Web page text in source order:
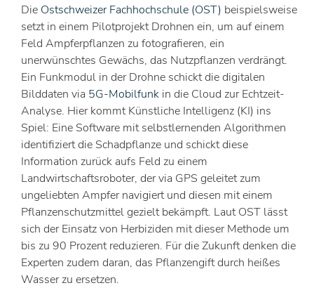
Die Ostschweizer Fachhochschule (OST) beispielsweise
setzt in einem Pilotprojekt Drohnen ein, um auf einem
Feld Ampferpflanzen zu fotografieren, ein
unerwünschtes Gewächs, das Nutzpflanzen verdrängt.
Ein Funkmodul in der Drohne schickt die digitalen
Bilddaten via 5G-Mobilfunk in die Cloud zur Echtzeit-
Analyse. Hier kommt Künstliche Intelligenz (KI) ins
Spiel: Eine Software mit selbstlernenden Algorithmen
identifiziert die Schadpflanze und schickt diese
Information zurück aufs Feld zu einem
Landwirtschaftsroboter, der via GPS geleitet zum
ungeliebten Ampfer navigiert und diesen mit einem
Pflanzenschutzmittel gezielt bekämpft. Laut OST lässt
sich der Einsatz von Herbiziden mit dieser Methode um
bis zu 90 Prozent reduzieren. Für die Zukunft denken die
Experten zudem daran, das Pflanzengift durch heißes
Wasser zu ersetzen.